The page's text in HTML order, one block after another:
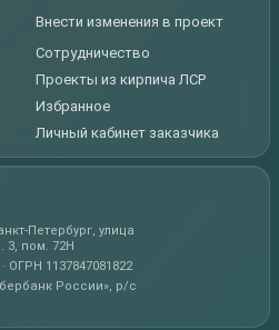
Внести изменения в проект
Сотрудничество
Проекты из кирпича ЛСР
Избранное
Личный кабинет заказчика
Петербург, улица
3, пом. 72Н
ОГРН 1137847081822
России», р/с